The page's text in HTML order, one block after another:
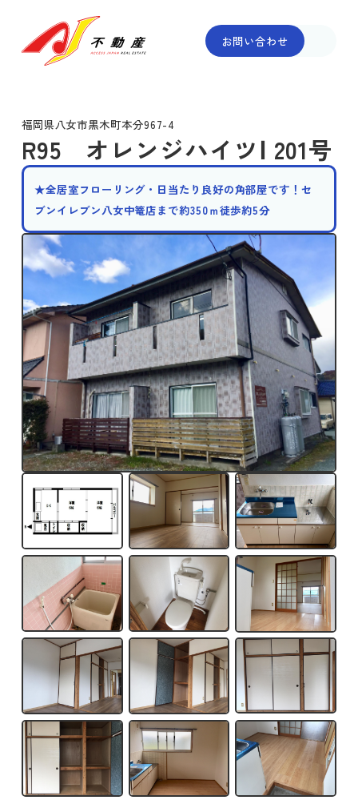
お問い合わせ
福岡県八女市黒木町本分967-4
R95 オレンジハイツⅠ 201号
★全居室フローリング・日当たり良好の角部屋です！セ
ブンイレブン八女中篭店まで約350ｍ徒歩約5分